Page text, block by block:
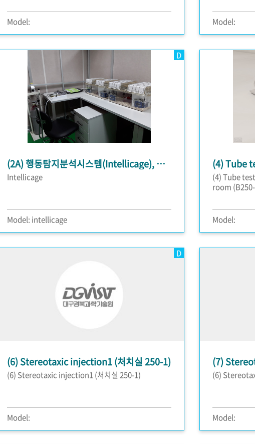
Model: Model:
(2A) 행동탐지분석시스템(Intellicage), 쥐 꼬리 혈압 측정장비
Intellicage
Model: intellicage
D
(4) Tube
room
Model:
(6) Stereotaxic injection1 (처치실 250-1)
(6) Stereotaxic injection1 (처치실 250-1)
Model:
D
(7)
(6)
Model: